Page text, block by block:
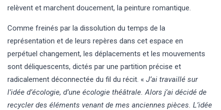
relèvent et marchent doucement, la peinture romantique.
Comme freinés par la dissolution du temps de la
représentation et de leurs repères dans cet espace en
perpétuel changement, les déplacements et les mouvements
sont déliquescents, dictés par une partition précise et
radicalement déconnectée du fil du récit. « J’ai travaillé sur
l’idée d’écologie, d’une écologie théâtrale. Alors j’ai décidé de
recycler des éléments venant de mes anciennes pièces. L’idée